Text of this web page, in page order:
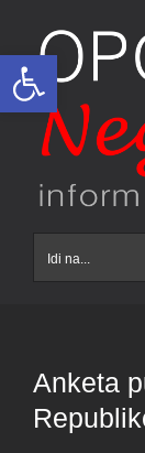
Open toolbar
content
Idi na...
Anketa